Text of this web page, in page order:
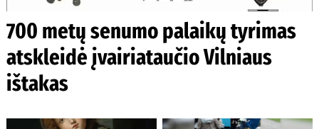
700 metų senumo palaikų tyrimas
atskleidė įvairiataučio Vilniaus
ištakas